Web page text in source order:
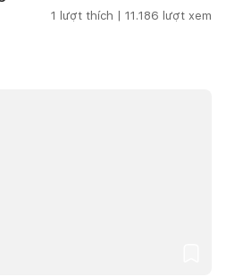
1 lượt thích | 11.186 lượt xem